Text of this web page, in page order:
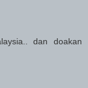
dan doakan